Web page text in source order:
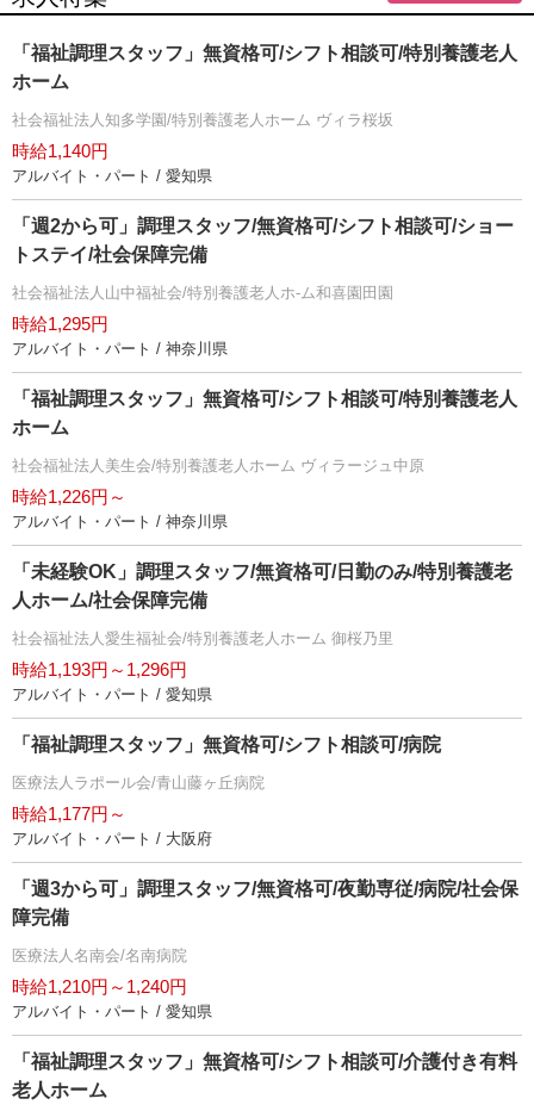
「福祉調理スタッフ」無資格可/シフト相談可/特別養護老人
ホーム
社会福祉法人知多学園/特別養護老人ホーム ヴィラ桜坂
時給1,140円
アルバイト・パート / 愛知県
「週2から可」調理スタッフ/無資格可/シフト相談可/ショー
トステイ/社会保障完備
社会福祉法人山中福祉会/特別養護老人ホ-ム和喜園田園
時給1,295円
アルバイト・パート / 神奈川県
「福祉調理スタッフ」無資格可/シフト相談可/特別養護老人
ホーム
社会福祉法人美生会/特別養護老人ホーム ヴィラージュ中原
時給1,226円～
アルバイト・パート / 神奈川県
「未経験OK」調理スタッフ/無資格可/日勤のみ/特別養護老
人ホーム/社会保障完備
社会福祉法人愛生福祉会/特別養護老人ホーム 御桜乃里
時給1,193円～1,296円
アルバイト・パート / 愛知県
「福祉調理スタッフ」無資格可/シフト相談可/病院
医療法人ラポール会/青山藤ヶ丘病院
時給1,177円～
アルバイト・パート / 大阪府
「週3から可」調理スタッフ/無資格可/夜勤専従/病院/社会保
障完備
医療法人名南会/名南病院
時給1,210円～1,240円
アルバイト・パート / 愛知県
「福祉調理スタッフ」無資格可/シフト相談可/介護付き有料
老人ホーム